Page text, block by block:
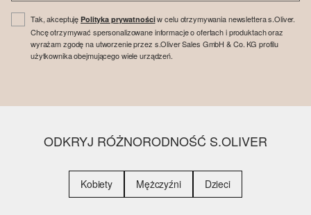
Tak, akceptujęPolityka prywatnościw celu otrzymywania newslettera s.Oliver.
Chcę otrzymywać spersonalizowane informacje o ofertach i produktach oraz
wyrażam zgodę na utworzenie przez s.Oliver Sales GmbH & Co. KG profilu
użytkownika obejmującego wiele urządzeń.
ODKRYJ RÓŻNORODNOŚĆ S.OLIVER
Kobiety Mężczyźni Dzieci